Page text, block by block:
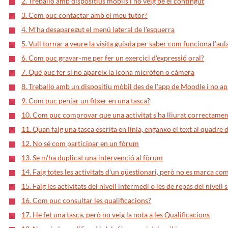
3. Com puc contactar amb el meu tutor?
4. M'ha desaparegut el menú lateral de l'esquerra
5. Vull tornar a veure la visita guiada per saber com funciona
6. Com puc gravar-me per fer un exercici d'expressió oral?
7. Què puc fer si no apareix la icona micròfon o càmera
8. Treballo amb un dispositiu mòbil des de l'app de Moodle i no
9. Com puc penjar un fitxer en una tasca?
10. Com puc comprovar que una activitat s'ha lliurat
11. Quan faig una tasca escrita en línia, enganxo el text al
12. No sé com participar en un fòrum
13. Se m'ha duplicat una intervenció al fòrum
14. Faig totes les activitats d'un qüestionari, però no es marca
15. Faig les activitats del nivell intermedi o les de repàs del nivell
16. Com puc consultar les qualificacions?
17. He fet una tasca, però no veig la nota a les Qualificacions